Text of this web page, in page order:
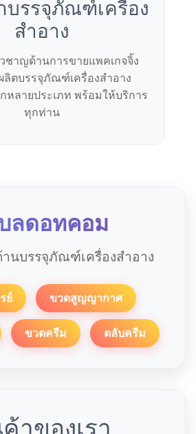
บรรจุภัณฑ์เครื่อง
สำอาง
วชาญด้านการขายแพคเกจจิ้ง
ลิตบรรจุภัณฑ์เครื่องสำอาง
หลายประเภท พร้อมให้บริการ
ทุกท่าน
ลดอทคอม
นบรรจุภัณฑ์เครื่องสำอาง
ย์ ขวดสูญญากาศ
ขวดครีม ตลับครีม
าของเรา